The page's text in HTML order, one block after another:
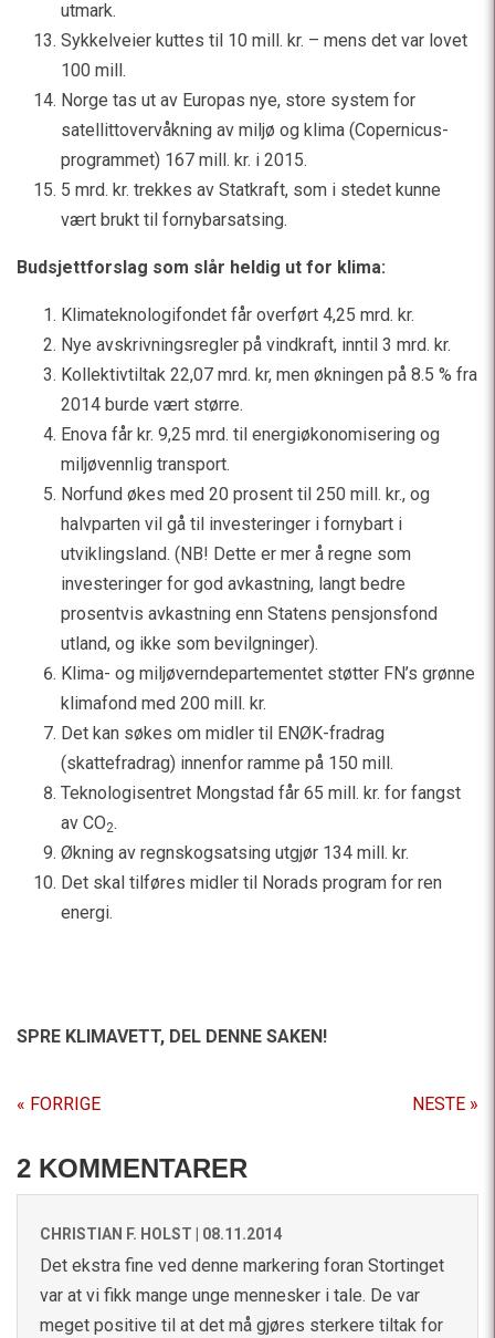
utmark.
Sykkelveier kuttes til 10 mill. kr. – mens det var lovet
100 mill.
Norge tas ut av Europas nye, store system for
satellittovervåkning av miljø og klima (Copernicus-
programmet) 167 mill. kr. i 2015.
5 mrd. kr. trekkes av Statkraft, som i stedet kunne
vært brukt til fornybarsatsing.
Budsjettforslag som slår heldig ut for klima:
Klimateknologifondet får overført 4,25 mrd. kr.
Nye avskrivningsregler på vindkraft, inntil 3 mrd. kr.
Kollektivtiltak 22,07 mrd. kr, men økningen på 8.5 % fra
2014 burde vært større.
Enova får kr. 9,25 mrd. til energiøkonomisering og
miljøvennlig transport.
Norfund økes med 20 prosent til 250 mill. kr., og
halvparten vil gå til investeringer i fornybart i
utviklingsland. (NB! Dette er mer å regne som
investeringer for god avkastning, langt bedre
prosentvis avkastning enn Statens pensjonsfond
utland, og ikke som bevilgninger).
Klima- og miljøverndepartementet støtter FN’s grønne
klimafond med 200 mill. kr.
Det kan søkes om midler til ENØK-fradrag
(skattefradrag) innenfor ramme på 150 mill.
Teknologisentret Mongstad får 65 mill. kr. for fangst
av CO2.
Økning av regnskogsatsing utgjør 134 mill. kr.
Det skal tilføres midler til Norads program for ren
energi.
SPRE KLIMAVETT, DEL DENNE SAKEN!
« FORRIGE NESTE »
2 KOMMENTARER
CHRISTIAN F. HOLST | 08.11.2014
Det ekstra fine ved denne markering foran Stortinget
var at vi fikk mange unge mennesker i tale. De var
meget positive til at det må gjøres sterkere tiltak for